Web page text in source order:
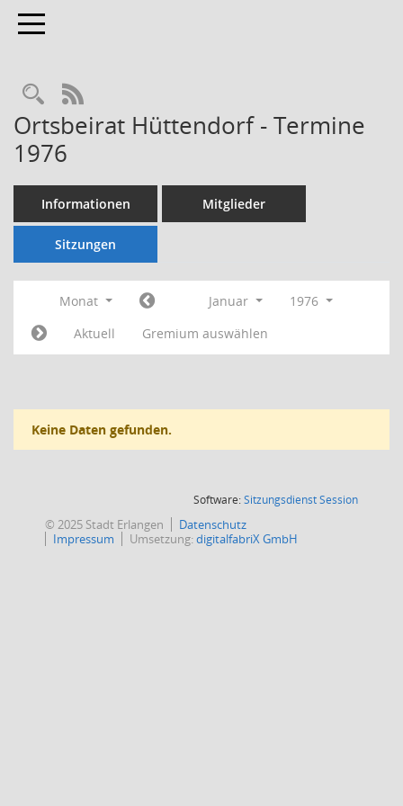
Toggle navigation
Rechercheauswahl
RSS-Feed
Ortsbeirat Hüttendorf - Termine
1976
Informationen Mitglieder
Sitzungen
Monat Januar
1976
Aktuell
Gremium auswählen
Keine Daten gefunden.
Software:SitzungsdienstSession(Wird in
© 2025 Stadt Erlangen
Datenschutz
Impressum
Umsetzung:digitalfabriX GmbH